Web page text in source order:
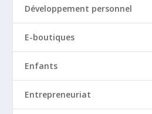
Développement personnel
E-boutiques
Enfants
Entrepreneuriat